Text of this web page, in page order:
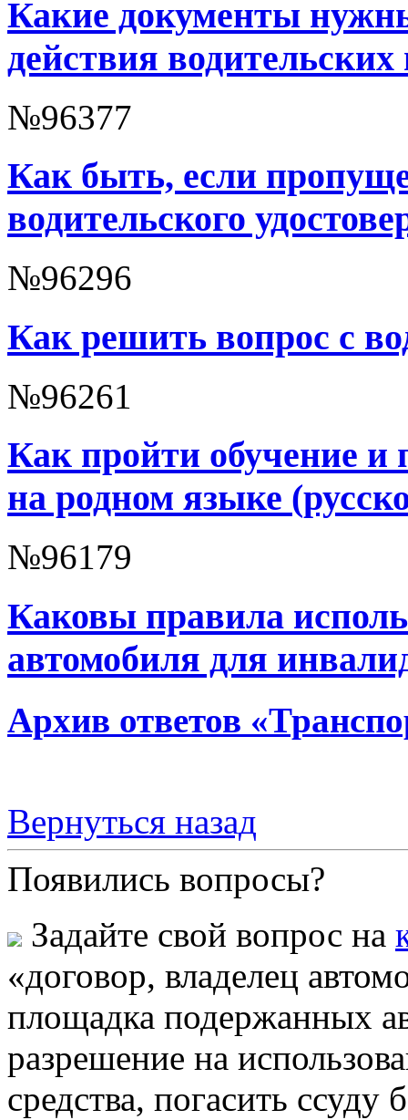
Какие документы
действия водительских
№96377
Как быть, если
водительского
№96296
Как решить вопрос с
№96261
Как пройти обучение и
на родном языке
№96179
Каковы правила
автомобиля для
Архив ответов
Вернуться назад
Появились вопросы?
Задайте свой вопрос на
«договор, владелец
площадка подержанных
разрешение на
средства, погасить ссуду